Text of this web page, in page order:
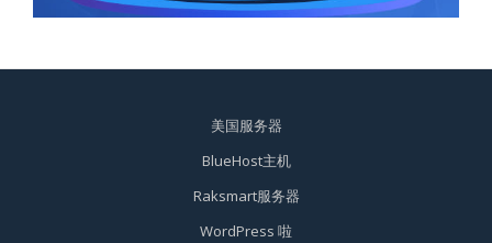
美国服务器
BlueHost主机
Raksmart服务器
WordPress 啦